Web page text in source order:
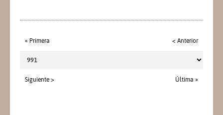
« Primera < Anterior
Siguiente > Última »